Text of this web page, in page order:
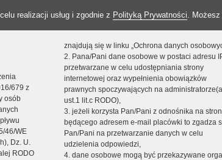
realizacji usług i zgodnie z Polityką Prywatności. Możesz
679 z
osób
46/WE
Dz. U.
RODO
znajdują się w linku „Ochrona danych
2. Pana/Pani dane osobowe w postaci adresu
przetwarzane w celu udostępniania strony
internetowej oraz wypełnienia obowiązków
prawnych spoczywających na
ust.1 lit.c RODO),
3. jeżeli korzysta Pan/Pani z odnośnika na
będącego adresem e-mail placówki to zgadza
Pan/Pani na przetwarzanie danych w celu
udzielenia odpowiedzi,
4. dane osobowe mogą być przekazywane